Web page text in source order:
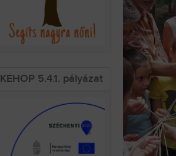
KEHOP 5.4.1. pályázat